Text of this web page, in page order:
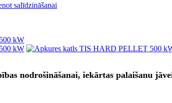
salīdzināšanai
nodrošināšanai, iekārtas palaišanu